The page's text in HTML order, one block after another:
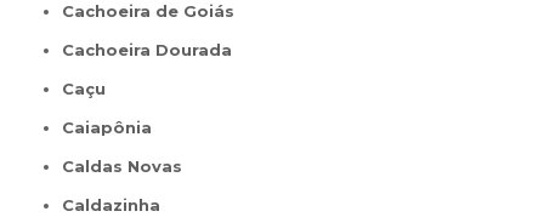
Cachoeira de Goiás
Cachoeira Dourada
Caçu
Caiapônia
Caldas Novas
Caldazinha